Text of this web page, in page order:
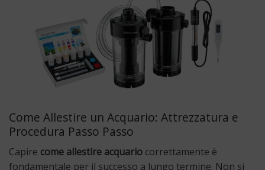
Come Allestire un Acquario: Attrezzatura e
Procedura Passo Passo
Capire come allestire acquario correttamente è
fondamentale per il successo a lungo termine. Non si